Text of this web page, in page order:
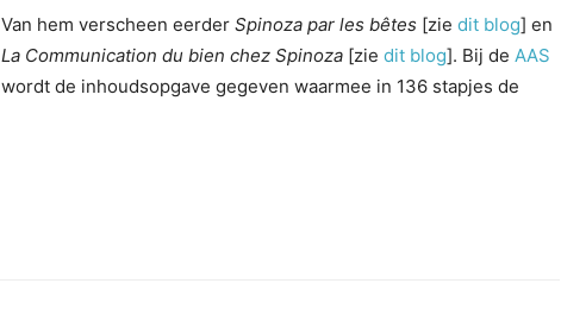
Van hem verscheen eerder Spinoza par les bêtes [zie dit blog] en
La Communication du bien chez Spinoza [zie dit blog]. Bij de AAS
wordt de inhoudsopgave gegeven waarmee in 136 stapjes de